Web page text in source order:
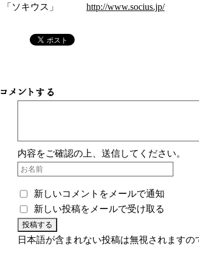
「ソキウス」 http://www.socius.jp/
コメントする
内容をご確認の上、送信してください。
新しいコメントをメールで通知
新しい投稿をメールで受け取る
日本語が含まれない投稿は無視されますの